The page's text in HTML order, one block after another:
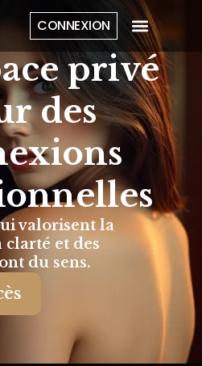
CONNEXION
privé
des
valorisent la
et des
du sens.